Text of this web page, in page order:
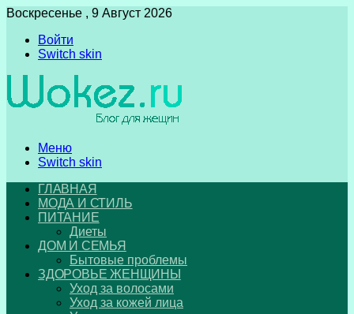
Воскресенье , 9 Август 2026
Войти
Switch skin
Меню
Switch skin
ГЛАВНАЯ
МОДА И СТИЛЬ
ПИТАНИЕ
Диеты
ДОМ И СЕМЬЯ
Бытовые проблемы
ЗДОРОВЬЕ ЖЕНЩИНЫ
Уход за волосами
Уход за кожей лица